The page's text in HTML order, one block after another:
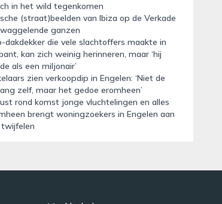
in het wild tegenkomen
(straat)beelden van Ibiza op de Verkade
ganzen
dakdekker die vele slachtoffers maakte in
kan zich weinig herinneren, maar ‘hij
als een miljonair’
zien verkoopdip in Engelen: ‘Niet de
zelf, maar het gedoe eromheen’
rond komst jonge vluchtelingen en alles
brengt woningzoekers in Engelen aan